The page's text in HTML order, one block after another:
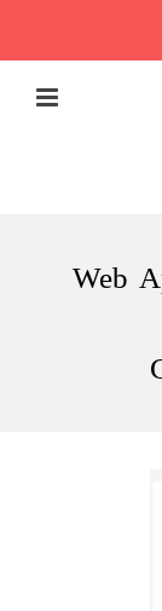
Web